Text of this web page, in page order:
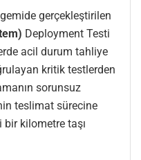
gerçekleştirilen
Deployment Testi
acil durum tahliye
kritik testlerden
sorunsuz
teslimat sürecine
bir kilometre taşı